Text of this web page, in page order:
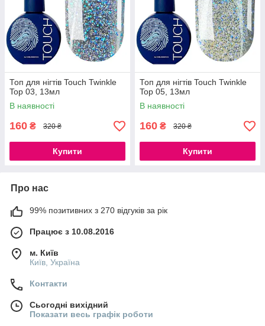
Топ для нігтів Touch Twinkle
Top 03, 13мл
В наявності
160 ₴ 320 ₴
Купити
Топ для нігтів Touch Twinkle
Top 05, 13мл
В наявності
160 ₴ 320 ₴
Купити
Про нас
99% позитивних з 270 відгуків за рік
Працює з 10.08.2016
м. Київ
Київ, Україна
Контакти
Сьогодні вихідний
Показати весь графік роботи